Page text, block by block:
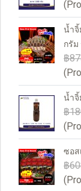
น้ำจิ้
กรัม
฿
น้ำจิ้
฿
ซอส
฿